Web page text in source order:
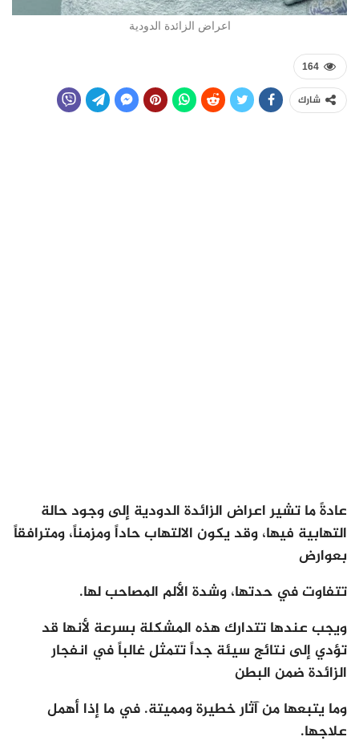
اعراض الزائدة الدودية
164
شارك
عادةً ما تشير اعراض الزائدة الدودية إلى وجود حالة
التهابية فيها، وقد يكون الالتهاب حاداً ومزمناً، ومترافقاً
بعوارض
تتفاوت في حدتها، وشدة الألم المصاحب لها.
ويجب عندها تتدارك هذه المشكلة بسرعة لأنها قد
تؤدي إلى نتائج سيئة جداً تتمثل غالباً في انفجار
الزائدة ضمن البطن
وما يتبعها من آثار خطيرة ومميتة. في ما إذا أهمل
علاجها.